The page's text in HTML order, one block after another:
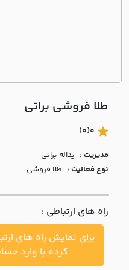
درباره
با ما
مقالات
اخبار
پرسش
متداول
خواست
طلا فروشی براتي
0
(0)
مدیریت : يداله براتي
نوع فعالیت : طلا فروشی
راه های ارتباطی :
برای نمایش راه های
کرده یا وارد